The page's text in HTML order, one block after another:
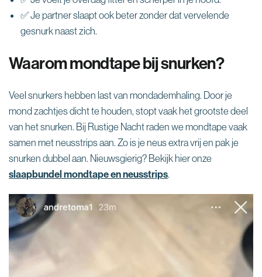
✅ Je partner slaapt ook beter zonder dat vervelende
gesnurk naast zich.
Waarom mondtape bij snurken?
Veel snurkers hebben last van mondademhaling. Door je
mond zachtjes dicht te houden, stopt vaak het grootste deel
van het snurken. Bij Rustige Nacht raden we mondtape vaak
samen met neusstrips aan. Zo is je neus extra vrij en pak je
snurken dubbel aan. Nieuwsgierig? Bekijk hier onze
slaapbundel mondtape en neusstrips.